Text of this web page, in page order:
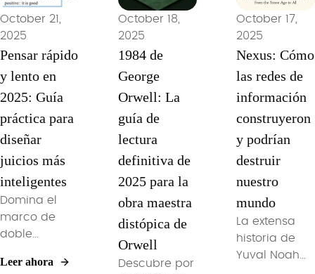
perspectivas
de la edición
final.
de lectura
guiadas por
para
profesionales
modernos.
October 21,
2025
Pensar rápido
y lento en
2025: Guía
práctica para
diseñar
juicios más
inteligentes
Domina el
marco de
doble
sesgos
Leer ahora
October 18,
2025
1984 de
George
Orwell: La
guía de
lectura
definitiva de
2025 para la
obra maestra
distópica de
Orwell
Descubre por
October 17,
2025
Nexus: Cómo
las redes de
información
construyeron
y podrían
destruir
nuestro
mundo
La extensa
historia de
Yuval Noah